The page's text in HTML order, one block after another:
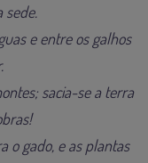
sede.
e entre os galhos
sacia-se a terra
o gado, e as plantas